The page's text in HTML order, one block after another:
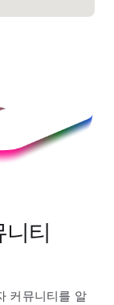
티
커뮤니티를 알